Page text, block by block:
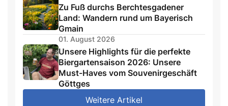
Zu Fuß durchs Berchtesgadener
Land: Wandern rund um Bayerisch
Gmain
01. August 2026
Unsere Highlights für die perfekte
Biergartensaison 2026: Unsere
Must-Haves vom Souvenirgeschäft
Göttges
Weitere Artikel